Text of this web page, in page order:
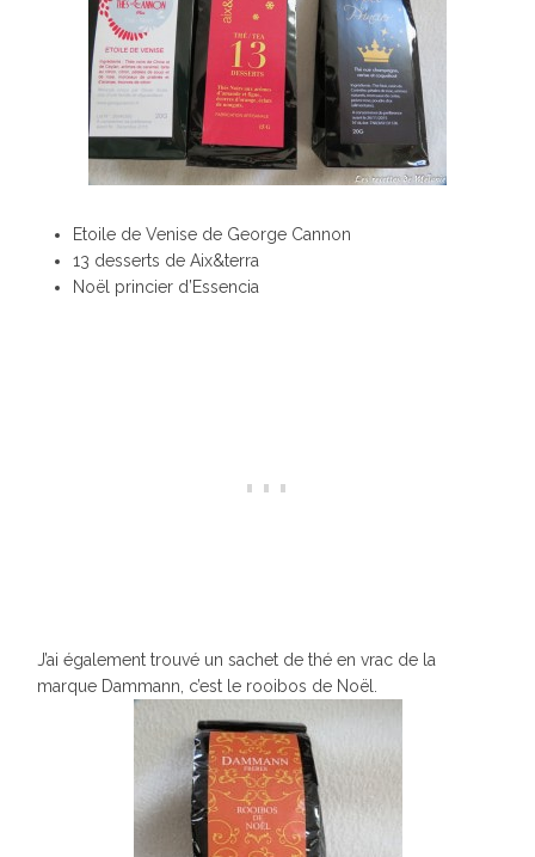
Etoile de Venise de George Cannon
13 desserts de Aix&terra
Noël princier d’Essencia
J’ai également trouvé un sachet de thé en vrac de la
marque Dammann, c’est le rooibos de Noël.